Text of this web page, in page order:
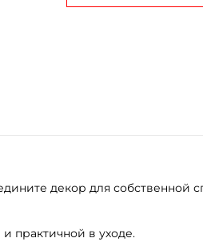
декор для собственной
практичной в уходе.